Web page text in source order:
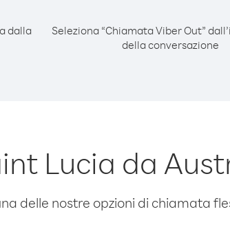
dalla
Seleziona “Chiamata Viber Out”
della conversazione
Lucia da
delle nostre opzioni di chiamata